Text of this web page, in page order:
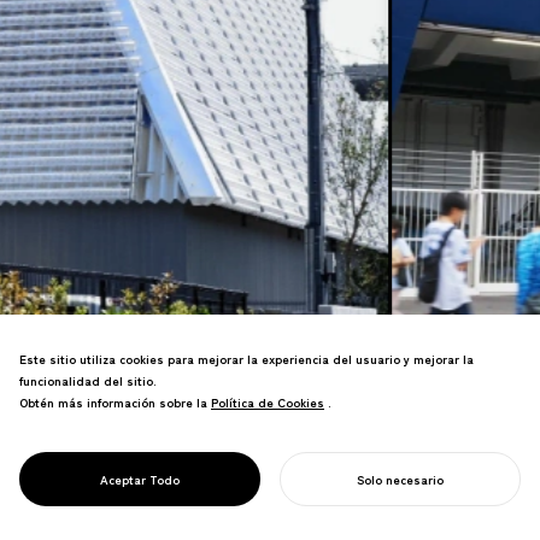
DISEÑO DE
SEÑALIZACIÓN
El diseño de señalización es una
que guía a las personas para percibir y
navegar espacios.
Este sitio utiliza cookies para mejorar la experiencia del usuario y mejorar la
funcionalidad del sitio.
Obtén más información sobre la Política de Cookies
Política de Cookies .
Aceptar Todo Solo necesario